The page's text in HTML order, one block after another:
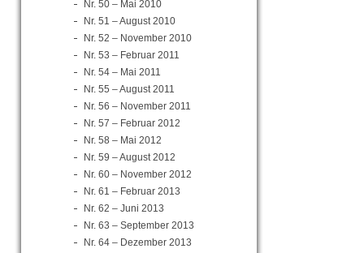
Nr. 50 – Mai 2010
Nr. 51 – August 2010
Nr. 52 – November 2010
Nr. 53 – Februar 2011
Nr. 54 – Mai 2011
Nr. 55 – August 2011
Nr. 56 – November 2011
Nr. 57 – Februar 2012
Nr. 58 – Mai 2012
Nr. 59 – August 2012
Nr. 60 – November 2012
Nr. 61 – Februar 2013
Nr. 62 – Juni 2013
Nr. 63 – September 2013
Nr. 64 – Dezember 2013